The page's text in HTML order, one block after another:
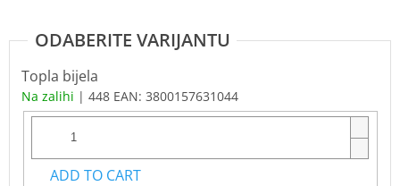
Topla bijela
Na zalihi | 448 EAN: 3800157631044
ADD TO CART